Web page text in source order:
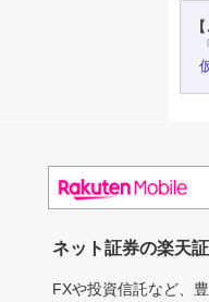
ネット証券の楽天
FXや投資信託など、